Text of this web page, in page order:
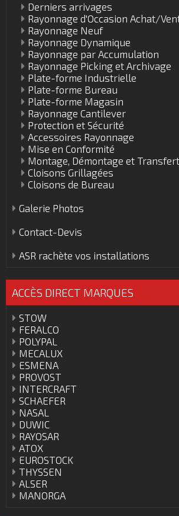
Derniers arrivages
Rayonnage d'Occasion Achat/
Rayonnage Neuf
Rayonnage Dynamique
Rayonnage par Accumulation
Rayonnage Picking et Archivage
Plate-forme Industrielle
Plate-forme Bureau
Plate-forme Magasin
Rayonnage Cantilever
Protection et Sécurité
Accessoires Rayonnage
Mise en Conformité
Montage, Démontage et Transfert
Cloisons Grillagées
Cloisons de Bureau
Galerie Photos
Contact-Devis
ASR rachète vos installations
ACCÈS DIRECT MARQUES
STOW
FERALCO
POLYPAL
MECALUX
ESMENA
PROVOST
INTERCRAFT
SCHAEFER
NASAL
DUWIC
RAYOSAR
ATOX
EUROSTOCK
THYSSEN
ALSER
MANORGA